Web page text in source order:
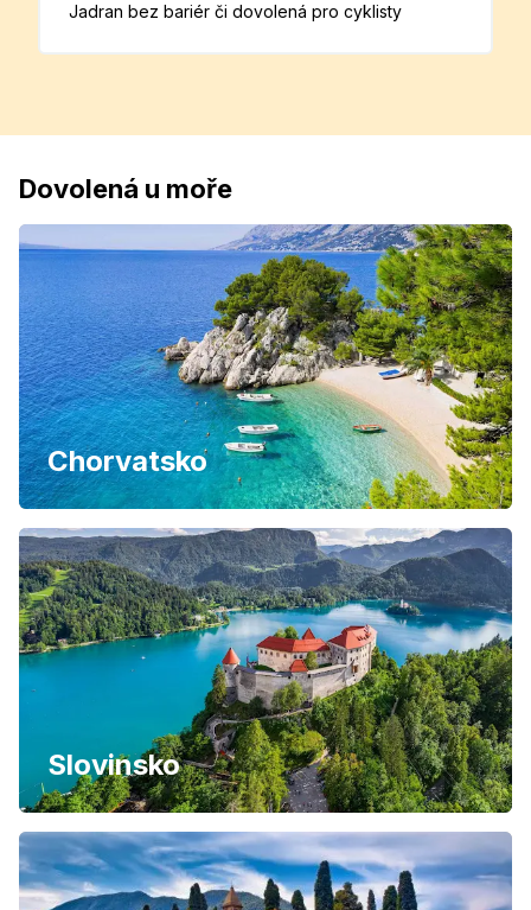
Jadran bez bariér či dovolená pro cyklisty
Dovolená u moře
Chorvatsko
Slovinsko